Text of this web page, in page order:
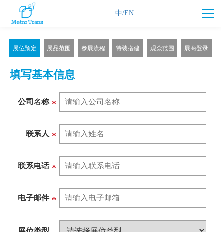
中/EN
展位预定 展品范围 参展流程 特装搭建 观众范围 展商登录
填写基本信息
公司名称 *
联系人 *
联系电话 *
电子邮件 *